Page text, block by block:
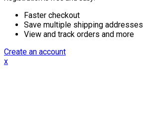
Faster checkout
Save multiple shipping addresses
View and track orders and more
Create an account
x